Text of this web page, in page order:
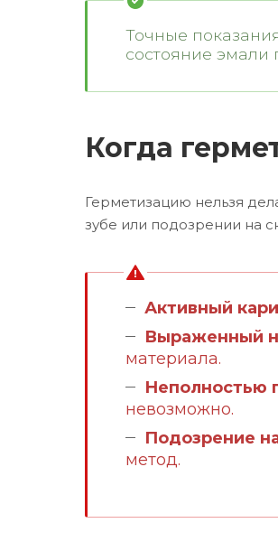
Точные
состояние эмали
Когда
Герметизацию нельзя
зубе или подозрении на
Активный
Выраженный
материала.
Неполностью
невозможно.
Подозрение
метод.